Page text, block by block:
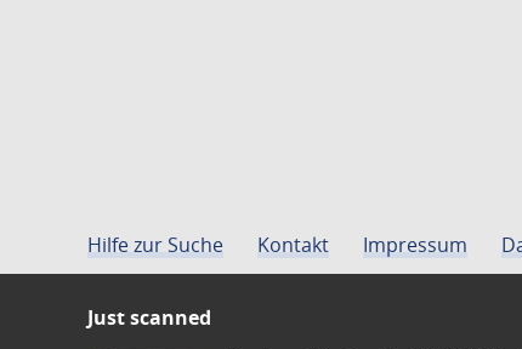
Hilfe zur Suche Kontakt Impressum
Just scanned